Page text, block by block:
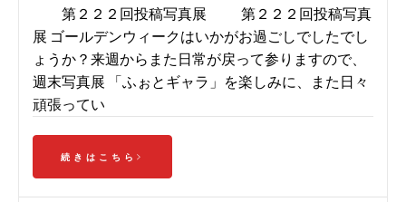
第２２２回投稿写真展 第２２２回投稿写真
展 ゴールデンウィークはいかがお過ごしでしたでし
ょうか？来週からまた日常が戻って参りますので、
週末写真展 「ふぉとギャラ」を楽しみに、また日々
頑張ってい
続きはこちら